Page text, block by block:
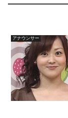
アナウンサー